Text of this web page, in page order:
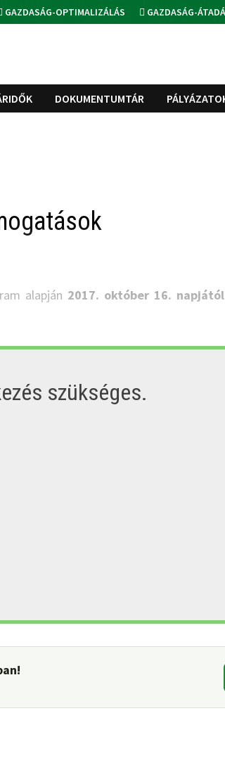
GAZDASÁG-OPTIMALIZÁLÁS GAZDASÁG-
DOKUMENTUMTÁR
alapján 2017. október 16.
szükséges.